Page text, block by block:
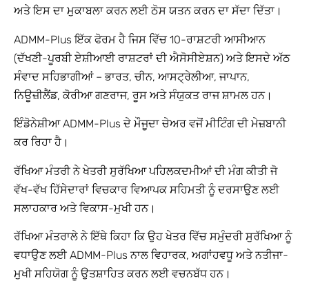
ਅਤੇ ਇਸ ਦਾ ਮੁਕਾਬਲਾ ਕਰਨ ਲਈ ਠੋਸ ਯਤਨ ਕਰਨ ਦਾ ਸੱਦਾ ਦਿੱਤਾ।
ADMM-Plus ਇੱਕ ਫੋਰਮ ਹੈ ਜਿਸ ਵਿੱਚ 10-ਰਾਸ਼ਟਰੀ ਆਸੀਆਨ
(ਦੱਖਣੀ-ਪੂਰਬੀ ਏਸ਼ੀਆਈ ਰਾਸ਼ਟਰਾਂ ਦੀ ਐਸੋਸੀਏਸ਼ਨ) ਅਤੇ ਇਸਦੇ ਅੱਠ
ਸੰਵਾਦ ਸਹਿਭਾਗੀਆਂ – ਭਾਰਤ, ਚੀਨ, ਆਸਟ੍ਰੇਲੀਆ, ਜਾਪਾਨ,
ਨਿਊਜ਼ੀਲੈਂਡ, ਕੋਰੀਆ ਗਣਰਾਜ, ਰੂਸ ਅਤੇ ਸੰਯੁਕਤ ਰਾਜ ਸ਼ਾਮਲ ਹਨ।
ਇੰਡੋਨੇਸ਼ੀਆ ADMM-Plus ਦੇ ਮੌਜੂਦਾ ਚੇਅਰ ਵਜੋਂ ਮੀਟਿੰਗ ਦੀ ਮੇਜ਼ਬਾਨੀ
ਕਰ ਰਿਹਾ ਹੈ।
ਰੱਖਿਆ ਮੰਤਰੀ ਨੇ ਖੇਤਰੀ ਸੁਰੱਖਿਆ ਪਹਿਲਕਦਮੀਆਂ ਦੀ ਮੰਗ ਕੀਤੀ ਜੋ
ਵੱਖ-ਵੱਖ ਹਿੱਸੇਦਾਰਾਂ ਵਿਚਕਾਰ ਵਿਆਪਕ ਸਹਿਮਤੀ ਨੂੰ ਦਰਸਾਉਣ ਲਈ
ਸਲਾਹਕਾਰ ਅਤੇ ਵਿਕਾਸ-ਮੁਖੀ ਹਨ।
ਰੱਖਿਆ ਮੰਤਰਾਲੇ ਨੇ ਇੱਥੇ ਕਿਹਾ ਕਿ ਉਹ ਖੇਤਰ ਵਿੱਚ ਸਮੁੰਦਰੀ ਸੁਰੱਖਿਆ ਨੂੰ
ਵਧਾਉਣ ਲਈ ADMM-Plus ਨਾਲ ਵਿਹਾਰਕ, ਅਗਾਂਹਵਧੂ ਅਤੇ ਨਤੀਜਾ-
ਮੁਖੀ ਸਹਿਯੋਗ ਨੂੰ ਉਤਸ਼ਾਹਿਤ ਕਰਨ ਲਈ ਵਚਨਬੱਧ ਹਨ।